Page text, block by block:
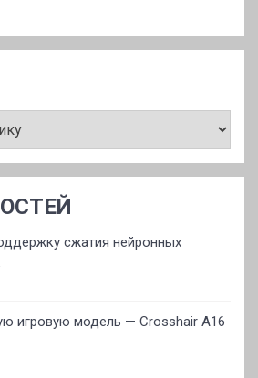
сжатия нейронных
игровую модель — Crosshair A16